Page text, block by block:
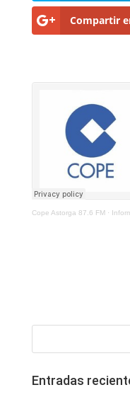
Compartir
Cope Astorga 87.6 FM·
Entradas